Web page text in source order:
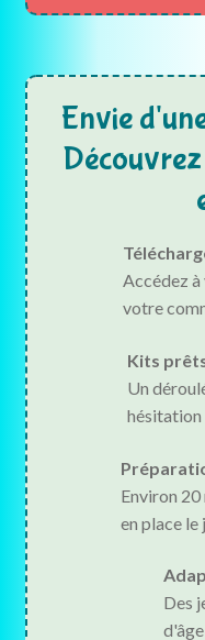
Envie
Accédez
votre
Kits
Un
hésitation
Environ
en place le
Des
d'âge